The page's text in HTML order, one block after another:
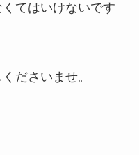
てはいけないです
ださいませ。